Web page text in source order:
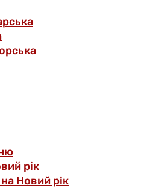
рік
Новий рік